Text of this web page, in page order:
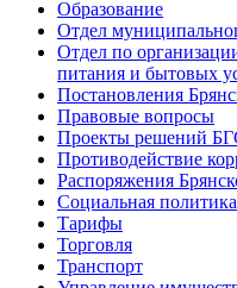
Образование
Отдел
Отдел по
питания и бытовых
Постановления
Правовые вопросы
Проекты решений
Противодействие
Распоряжения
Социальная политика
Тарифы
Торговля
Транспорт